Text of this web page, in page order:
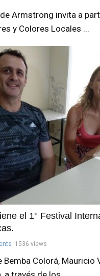
Armstrong invita a
y Colores Locales ...
el 1° Festival
1536 views
Bemba Colorá, Mauricio